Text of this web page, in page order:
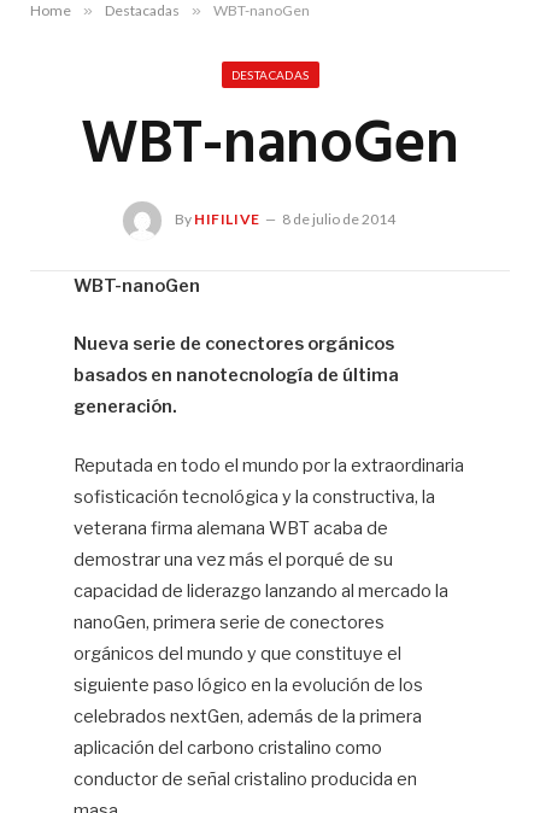
Home » Destacadas » WBT-nanoGen
DESTACADAS
WBT-nanoGen
By HIFILIVE 8 de julio de 2014
WBT-nanoGen
Nueva serie de conectores orgánicos
basados en nanotecnología de última
generación.
Reputada en todo el mundo por la extraordinaria
sofisticación tecnológica y la constructiva, la
veterana firma alemana WBT acaba de
demostrar una vez más el porqué de su
capacidad de liderazgo lanzando al mercado la
nanoGen, primera serie de conectores
orgánicos del mundo y que constituye el
siguiente paso lógico en la evolución de los
celebrados nextGen, además de la primera
aplicación del carbono cristalino como
conductor de señal cristalino producida en